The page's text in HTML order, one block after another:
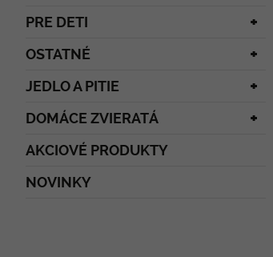
PRE DETI
OSTATNÉ
JEDLO A PITIE
DOMÁCE ZVIERATÁ
AKCIOVÉ PRODUKTY
NOVINKY